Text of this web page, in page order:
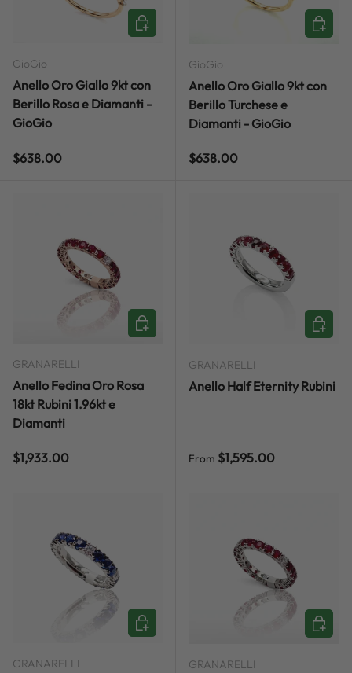
GioGio
Anello Oro Giallo 9kt con
Berillo Rosa e Diamanti -
GioGio
Regular price
$638.00
ADD TO CART
GioGio
Anello Oro Giallo 9kt con
Berillo Turchese e
Diamanti - GioGio
Regular price
$638.00
ADD
GRANARELLI
Anello Fedina Oro Rosa
18kt Rubini 1.96kt e
Diamanti
Regular price
$1,933.00
ADD TO CART
GRANARELLI
Anello Half Eternity Rubini
Regular price
From $1,595.00
GRANARELLI
ADD TO CART
GRANARELLI
ADD